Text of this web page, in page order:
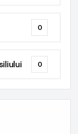
0
0